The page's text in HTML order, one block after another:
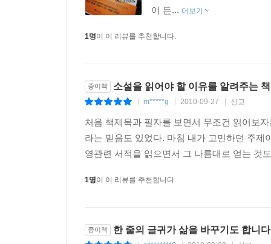
어 든... 더보기
1명이 이 리뷰를 추천합니다.
종이책 소설을 읽어야 할 이유를 알려주는 책
m*****g 2010-09-27 신고
처음 책제목과 필자를 보면서 무조건 읽어보
라는 믿음도 있었다. 마침 내가 고민하던 주
영관련 서적을 읽으면서 그 나름대로 얻는 것
1명이 이 리뷰를 추천합니다.
종이책 한 줄의 글귀가 삶을 바꾸기도 합니